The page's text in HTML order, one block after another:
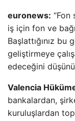
euronews: “Fon
iş için fon ve
Başlattığınız bu
geliştirmeye
edeceğini
Valencia
bankalardan,
kuruluşlardan